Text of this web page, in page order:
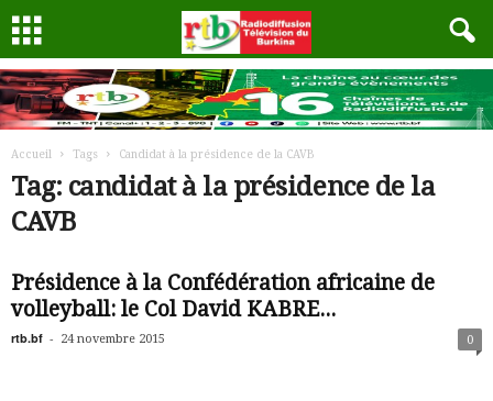
Accueil Tags Candidat à la présidence de la CAVB
Tag: candidat à la présidence de la
CAVB
Présidence à la Confédération africaine de
volleyball: le Col David KABRE...
rtb.bf - 24 novembre 2015 0